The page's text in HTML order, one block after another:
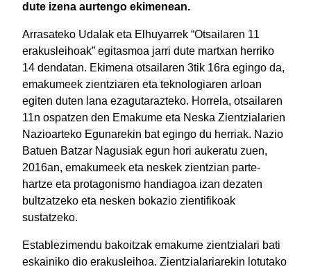
dute izena aurtengo ekimenean.
Arrasateko Udalak eta Elhuyarrek “Otsailaren 11
erakusleihoak” egitasmoa jarri dute martxan herriko
14 dendatan. Ekimena otsailaren 3tik 16ra egingo da,
emakumeek zientziaren eta teknologiaren arloan
egiten duten lana ezagutarazteko. Horrela, otsailaren
11n ospatzen den Emakume eta Neska Zientzialarien
Nazioarteko Egunarekin bat egingo du herriak. Nazio
Batuen Batzar Nagusiak egun hori aukeratu zuen,
2016an, emakumeek eta neskek zientzian parte-
hartze eta protagonismo handiagoa izan dezaten
bultzatzeko eta nesken bokazio zientifikoak
sustatzeko.
Establezimendu bakoitzak emakume zientzialari bati
eskainiko dio erakusleihoa. Zientzialariarekin lotutako